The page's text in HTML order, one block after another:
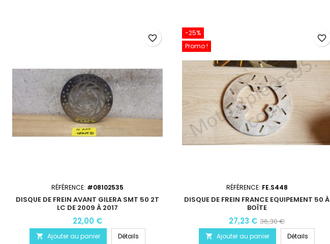
RÉFÉRENCE: #08102535
DISQUE DE FREIN AVANT GILERA SMT 50 2T
LC DE 2009 À 2017
22,00 €
 Ajouter au panier Détails
favorite_border
-25%
Promo !
RÉFÉRENCE: FE.S448
DISQUE DE FREIN FRANCE EQUIPEMENT 50 À
BOÎTE
27,23 € 36,30 €
 Ajouter au panier Détails
favorite_border